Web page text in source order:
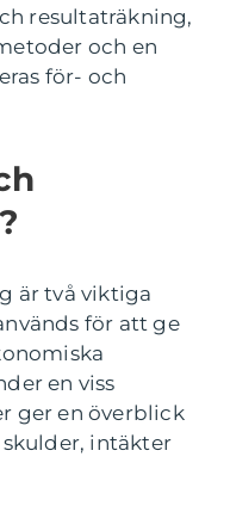
resultaträkning,
och en
för- och
är två viktiga
för att ge
en viss
ger en överblick
intäkter